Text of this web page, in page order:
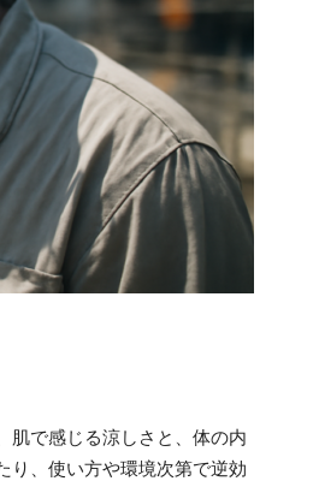
肌で感じる涼しさと、体の内
り、使い方や環境次第で逆効